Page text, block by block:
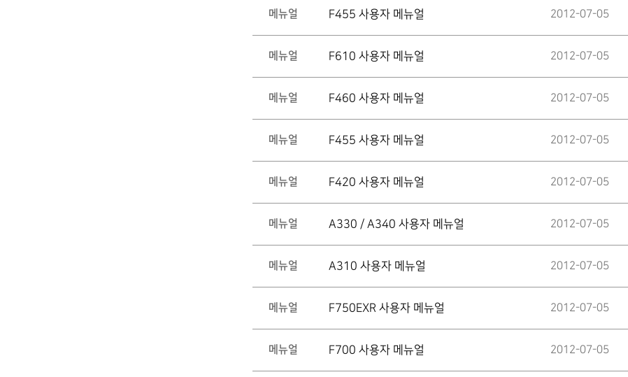
메뉴얼 F455 사용자 메뉴얼 2012-07-05
메뉴얼 F610 사용자 메뉴얼 2012-07-05
메뉴얼 F460 사용자 메뉴얼 2012-07-05
메뉴얼 F455 사용자 메뉴얼 2012-07-05
메뉴얼 F420 사용자 메뉴얼 2012-07-05
메뉴얼 A330 / A340 사용자 메뉴얼 2012-07-05
메뉴얼 A310 사용자 메뉴얼 2012-07-05
메뉴얼 F750EXR 사용자 메뉴얼 2012-07-05
메뉴얼 F700 사용자 메뉴얼 2012-07-05